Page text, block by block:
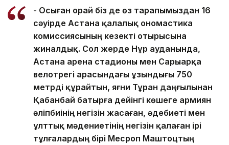
- Осыған орай біз де өз тарапымыздан 16
сәуірде Астана қалалық ономастика
комиссиясының кезекті отырысына
жиналдық. Сол жерде Нұр ауданында,
Астана арена стадионы мен Сарыарқа
велотрегі арасындағы ұзындығы 750
метрді құрайтын, яғни Тұран даңғылынан
Қабанбай батырға дейінгі көшеге армиян
әліпбиінің негізін жасаған, әдебиеті мен
ұлттық мәдениетінің негізін қалаған ірі
тұлғалардың бірі Месроп Маштоцтың